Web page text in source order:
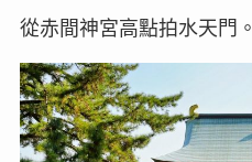
從赤間神宮高點拍水天門。